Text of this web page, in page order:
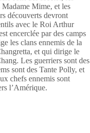
Madame Mime, et les
découverts devront
avec le Roi Arthur
encerclée par des camps
les clans ennemis de la
et qui dirige le
Les guerriers sont des
sont des Tante Polly, et
chefs ennemis sont
l’Amérique.